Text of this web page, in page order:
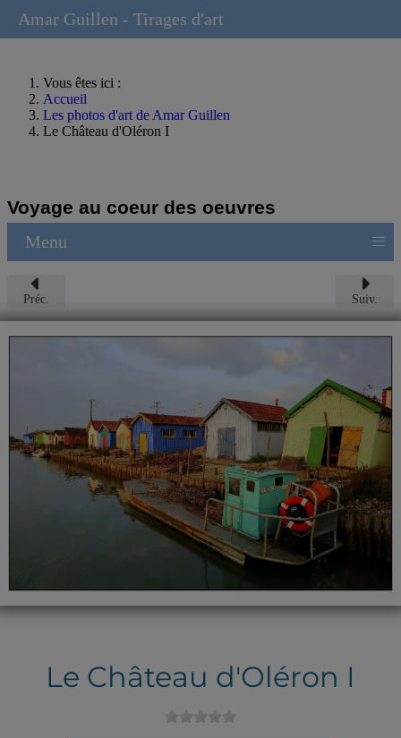
Vous êtes ici :
Accueil
Les photos d'art de Amar Guillen
Le Château d'Oléron I
Voyage au coeur des oeuvres
Menu ≡
Préc. Suiv.
Le Château d'Oléron I
Amar Guillen - Tirages d'art